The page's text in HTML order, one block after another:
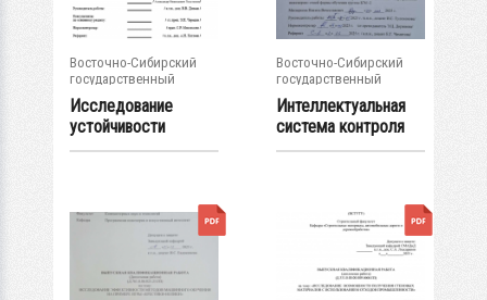
Восточно-Сибирский
государственный
университет...
Исследование
устойчивости
электрической
Восточно-Сибирский
государственный
университет...
Интеллектуальная
система контроля
пропускного...